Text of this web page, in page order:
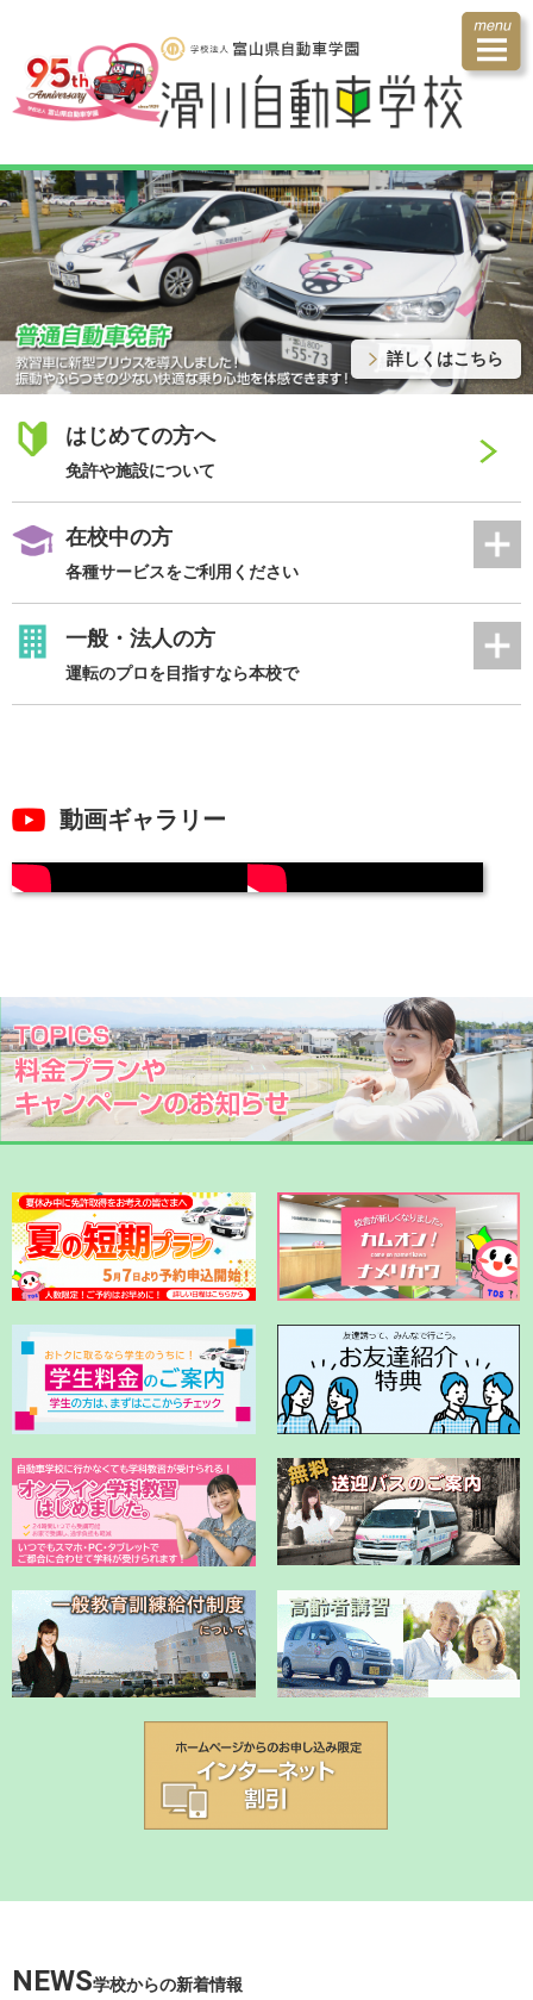
詳しくはこちら
はじめての方へ
免許や施設について
在校中の方
各種サービスをご利用ください
一般・法人の方
運転のプロを目指すなら本校で
動画ギャラリー
グループ校のご紹介 一緒に働きませんか？
NEWS学校からの新着情報